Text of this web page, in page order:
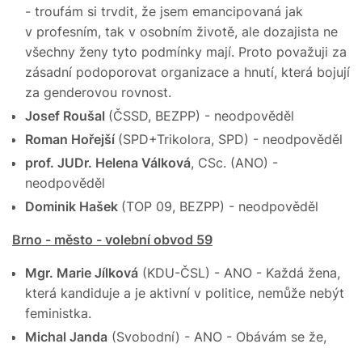
- troufám si trvdit, že jsem emancipovaná jak
v profesním, tak v osobním životě, ale dozajista ne
všechny ženy tyto podmínky mají. Proto považuji za
zásadní podoporovat organizace a hnutí, která bojují
za genderovou rovnost.
Josef Roušal (ČSSD, BEZPP) - neodpověděl
Roman Hořejší (SPD+Trikolora, SPD) - neodpověděl
prof. JUDr. Helena Válková, CSc. (ANO) -
neodpověděl
Dominik Hašek (TOP 09, BEZPP) - neodpověděl
Brno - město - volební obvod 59
Mgr. Marie Jílková (KDU-ČSL) - ANO - Každá žena,
která kandiduje a je aktivní v politice, nemůže nebýt
feministka.
Michal Janda (Svobodní) - ANO - Obávám se že,